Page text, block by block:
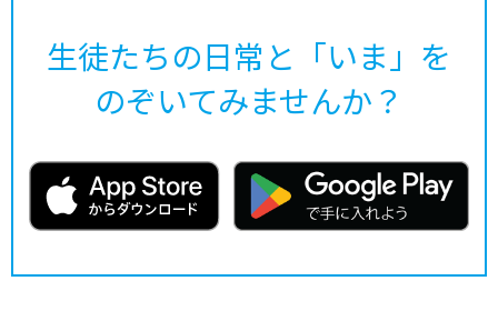
生徒たちの日常と「いま」を
のぞいてみませんか？